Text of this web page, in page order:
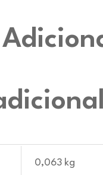
0,063 kg